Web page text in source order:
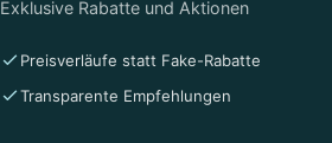
Exklusive Rabatte und Aktionen
Preisverläufe statt Fake-Rabatte
Transparente Empfehlungen